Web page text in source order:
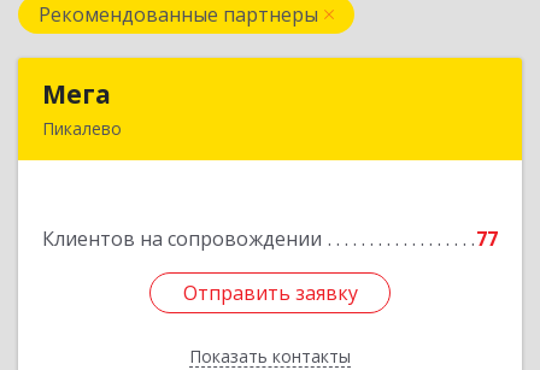
Рекомендованные партнеры
Мега
Пикалево
Клиентов на сопровождении 77
Отправить заявку
Показать контакты
Подробнее
Отправить заявку
Назад